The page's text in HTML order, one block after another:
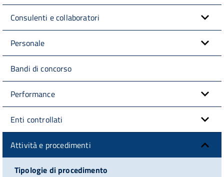
Consulenti e collaboratori
Personale
Bandi di concorso
Performance
Enti controllati
Attività e procedimenti
Tipologie di procedimento